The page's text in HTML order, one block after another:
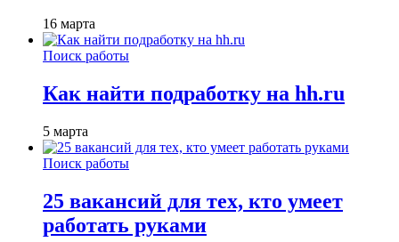
16 марта
Поиск работы
Как найти подработку на hh.ru
5 марта
Поиск работы
25 вакансий для тех, кто умеет
работать руками